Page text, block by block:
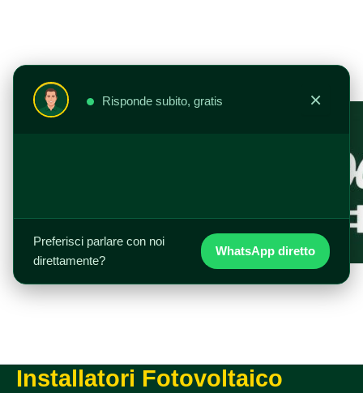
Risponde subito, gratis ×
Preferisci parlare con noi
direttamente?
WhatsApp diretto
Installatori Fotovoltaico